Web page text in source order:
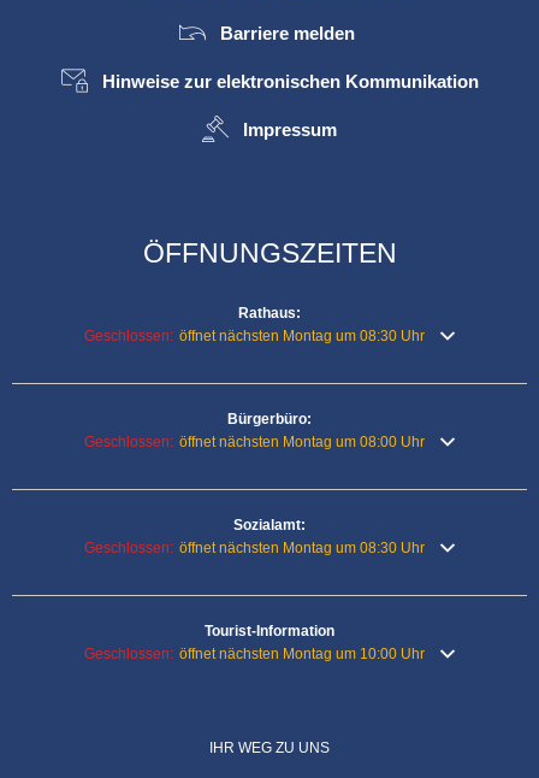
Barriere melden
Hinweise zur elektronischen Kommunikation
Impressum
ÖFFNUNGSZEITEN
Rathaus:
Klicken, um weitere Öffnungs- oder Schließzeiten auszublenden
Geschlossen: öffnet nächsten Montag um 08:30 Uhr
Bürgerbüro:
Klicken, um weitere Öffnungs- oder Schließzeiten auszublenden
Geschlossen: öffnet nächsten Montag um 08:00 Uhr
Sozialamt:
Klicken, um weitere Öffnungs- oder Schließzeiten auszublenden
Geschlossen: öffnet nächsten Montag um 08:30 Uhr
Tourist-Information
Klicken, um weitere Öffnungs- oder Schließzeiten auszublenden
Geschlossen: öffnet nächsten Montag um 10:00 Uhr
IHR WEG ZU UNS